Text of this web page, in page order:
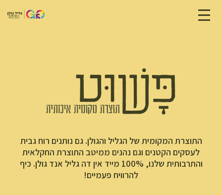
התוצרת המקומית של הגליל והגולן. גם נותנים רוח גבית
לעסקים הקטנים וגם נהנים ממיטב התוצרת החקלאית
והתרבותית שלנו, 100% מייד אין דה גליל אנד גולן. כיף
להרוויח פעמיים!